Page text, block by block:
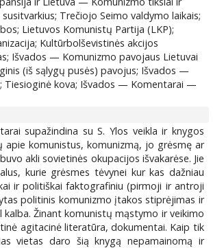
Trečiojo Seimo valdymo laikais;
Lietuvos Komunistų Partija (LKP);
Kultūrbolševistinės akcijos
Išvados — Komunizmo pavojaus Lietuvai
(iš sąlygų pusės) pavojus; Išvados —
Tiesioginė kova; Išvados — Komentarai —
supažindina su S. Ylos veikla ir knygos
apie komunistus, komunizmą, jo grėsmę ar
akli sovietinės okupacijos išvakarėse. Jie
kurie grėsmes tėvynei kur kas dažniau
ir politiškai faktografiniu (pirmoji ir antroji
politinis komunizmo įtakos stiprėjimas ir
Žinant komunistų mąstymo ir veikimo
agitacinė literatūra, dokumentai. Kaip tik
vietas daro šią knygą nepamainomą ir